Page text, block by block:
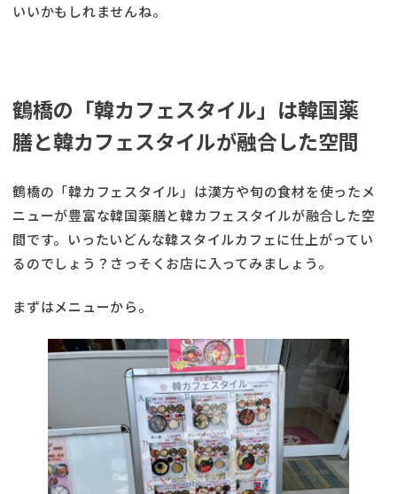
いいかもしれませんね。
鶴橋の「韓カフェスタイル」は韓国薬
膳と韓カフェスタイルが融合した空間
鶴橋の「韓カフェスタイル」は漢方や旬の食材を使ったメ
ニューが豊富な韓国薬膳と韓カフェスタイルが融合した空
間です。いったいどんな韓スタイルカフェに仕上がってい
るのでしょう？さっそくお店に入ってみましょう。
まずはメニューから。